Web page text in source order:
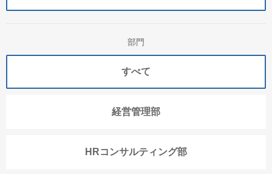
部門
すべて
経営管理部
HRコンサルティング部